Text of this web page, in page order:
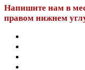
Напишите нам в
правом нижнем